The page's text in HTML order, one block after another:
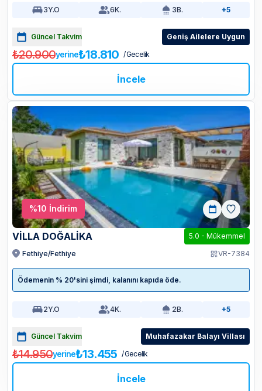
3Y.O 6K. 3B. +5
Güncel Takvim Geniş Ailelere Uygun
₺20.900yerine₺18.810 / Gecelik
İncele
%10 İndirim
VİLLA DOĞALİKA 5.0 - Mükemmel
Fethiye/Fethiye
VR-7384
Ödemenin % 20'sini şimdi, kalanını kapıda öde.
2Y.O 4K. 2B. +5
Güncel Takvim Muhafazakar Balayı Villası
₺14.950yerine₺13.455 / Gecelik
İncele